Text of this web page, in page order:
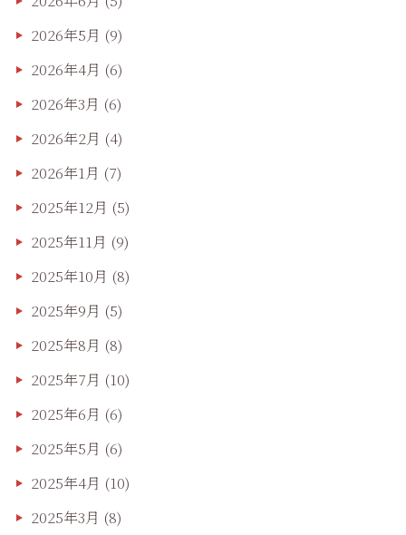
2026年5月 (9)
2026年4月 (6)
2026年3月 (6)
2026年2月 (4)
2026年1月 (7)
2025年12月 (5)
2025年11月 (9)
2025年10月 (8)
2025年9月 (5)
2025年8月 (8)
2025年7月 (10)
2025年6月 (6)
2025年5月 (6)
2025年4月 (10)
2025年3月 (8)